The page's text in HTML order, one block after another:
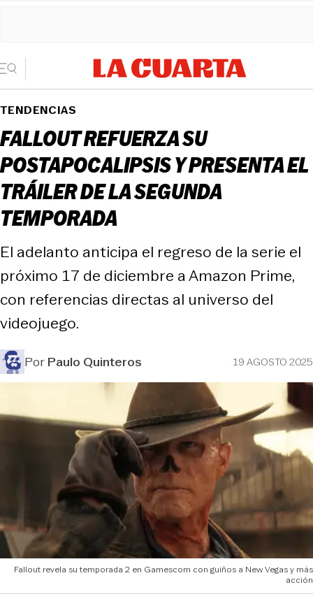
TENDENCIAS
FALLOUT REFUERZA SU
POSTAPOCALIPSIS Y PRESENTA EL
TRÁILER DE LA SEGUNDA
TEMPORADA
El adelanto anticipa el regreso de la serie el
próximo 17 de diciembre a Amazon Prime,
con referencias directas al universo del
videojuego.
PorPaulo Quinteros 19 AGOSTO 2025
Fallout revela su temporada 2 en Gamescom con guiños a New Vegas y más
acción